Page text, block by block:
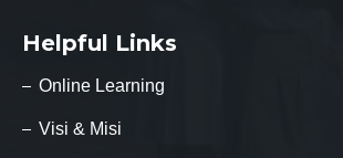
Helpful Links
Online Learning
Visi & Misi